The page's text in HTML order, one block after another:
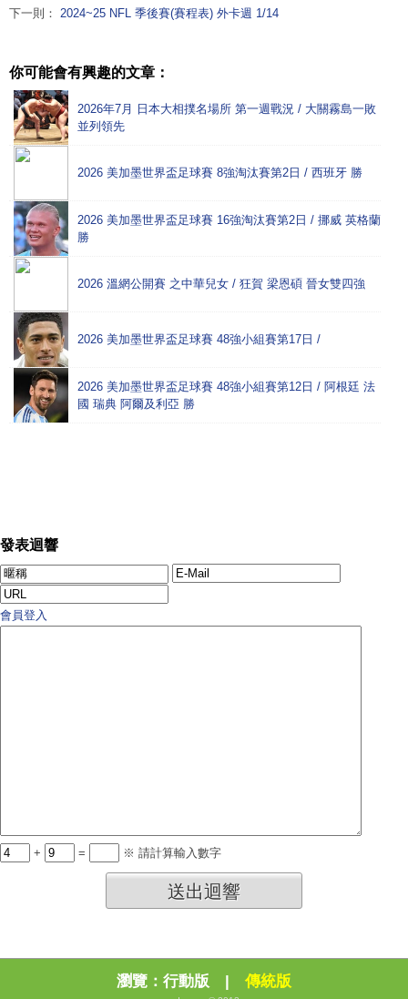
下一則： 2024~25 NFL 季後賽(賽程表) 外卡週 1/14
你可能會有興趣的文章：
2026年7月 日本大相撲名場所 第一週戰況 / 大關霧島一敗
並列領先
2026 美加墨世界盃足球賽 8強淘汰賽第2日 / 西班牙 勝
2026 美加墨世界盃足球賽 16強淘汰賽第2日 / 挪威 英格蘭
勝
2026 溫網公開賽 之中華兒女 / 狂賀 梁恩碩 晉女雙四強
2026 美加墨世界盃足球賽 48強小組賽第17日 /
2026 美加墨世界盃足球賽 48強小組賽第12日 / 阿根廷 法
國 瑞典 阿爾及利亞 勝
發表迴響
會員登入
+ = ※ 請計算輸入數字
送出迴響
瀏覽： 行動版 | 傳統版